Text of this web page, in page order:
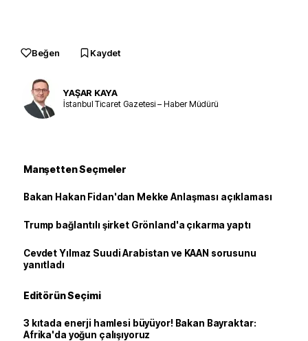
Beğen Kaydet
YAŞAR KAYA
İstanbul Ticaret Gazetesi – Haber Müdürü
Manşetten Seçmeler
Bakan Hakan Fidan'dan Mekke Anlaşması açıklaması
Trump bağlantılı şirket Grönland'a çıkarma yaptı
Cevdet Yılmaz Suudi Arabistan ve KAAN sorusunu
yanıtladı
Editörün Seçimi
3 kıtada enerji hamlesi büyüyor! Bakan Bayraktar:
Afrika'da yoğun çalışıyoruz